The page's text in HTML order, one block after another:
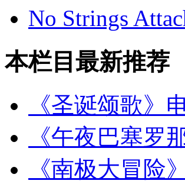
No Strings
本栏目最新推荐
《圣诞颂歌》
《午夜巴塞罗
《南极大冒险